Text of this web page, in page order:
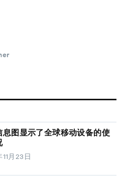
息图显示了全球移动设备的使
月23日